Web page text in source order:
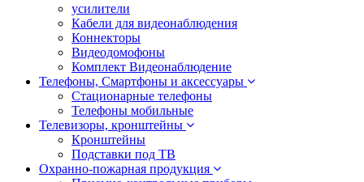
усилители
Кабели для видеонаблюдения
Коннекторы
Видеодомофоны
Комплект Видеонаблюдение
Телефоны, Смартфоны и аксессуары
Стационарные телефоны
Телефоны мобильные
Телевизоры, кронштейны
Кронштейны
Подставки под ТВ
Охранно-пожарная продукция